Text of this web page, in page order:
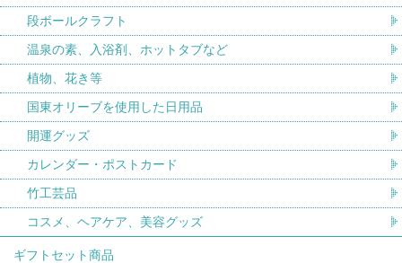
段ボールクラフト
温泉の素、入浴剤、ホットタブなど
植物、花き等
国東オリーブを使用した日用品
開運グッズ
カレンダー・ポストカード
竹工芸品
コスメ、ヘアケア、美容グッズ
ギフトセット商品